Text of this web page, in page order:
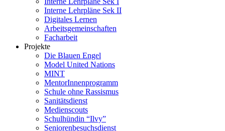
Interne Lehrpläne Sek II
Digitales Lernen
Arbeitsgemeinschaften
Facharbeit
Projekte
Die Blauen Engel
Model United Nations
MINT
MentorInnenprogramm
Schule ohne Rassismus
Sanitätsdienst
Medienscouts
Schulhündin “Ilvy”
Seniorenbesuchsdienst